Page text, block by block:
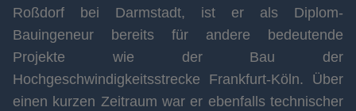
Roßdorf bei Darmstadt, ist er als Diplom-
Bauingeneur bereits für andere bedeutende
Projekte wie der Bau der
Hochgeschwindigkeitsstrecke Frankfurt-Köln. Über
einen kurzen Zeitraum war er ebenfalls technischer